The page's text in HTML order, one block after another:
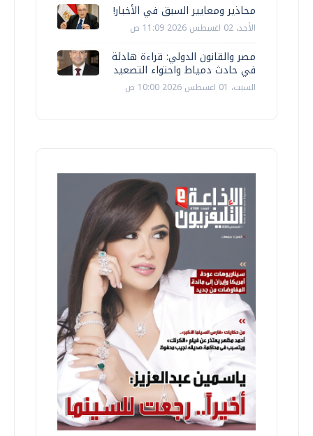
محاذير ومعايير السبق في الأخبار!
الأحد، 02 اغسطس 2026 11:09 ص
مصر والقانون الدولي: قراءة هادئة
في حادث دمياط واحتواء التصعيد
السبت، 01 اغسطس 2026 10:00 ص